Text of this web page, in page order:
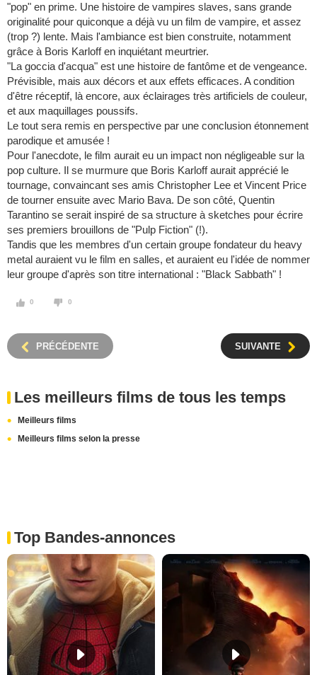
"pop" en prime. Une histoire de vampires slaves, sans grande
originalité pour quiconque a déjà vu un film de vampire, et assez
(trop ?) lente. Mais l'ambiance est bien construite, notamment
grâce à Boris Karloff en inquiétant meurtrier.
"La goccia d'acqua" est une histoire de fantôme et de vengeance.
Prévisible, mais aux décors et aux effets efficaces. A condition
d'être réceptif, là encore, aux éclairages très artificiels de couleur,
et aux maquillages poussifs.
Le tout sera remis en perspective par une conclusion étonnement
parodique et amusée !
Pour l'anecdote, le film aurait eu un impact non négligeable sur la
pop culture. Il se murmure que Boris Karloff aurait apprécié le
tournage, convaincant ses amis Christopher Lee et Vincent Price
de tourner ensuite avec Mario Bava. De son côté, Quentin
Tarantino se serait inspiré de sa structure à sketches pour écrire
ses premiers brouillons de "Pulp Fiction" (!).
Tandis que les membres d'un certain groupe fondateur du heavy
metal auraient vu le film en salles, et auraient eu l'idée de nommer
leur groupe d'après son titre international : "Black Sabbath" !
0 0
PRÉCÉDENTE SUIVANTE
Les meilleurs films de tous les temps
Meilleurs films
Meilleurs films selon la presse
Top Bandes-annonces